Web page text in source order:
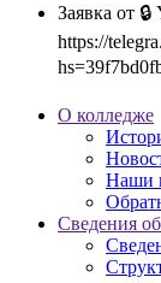
Заявка от
https://
О колледже
Наши
Сведения